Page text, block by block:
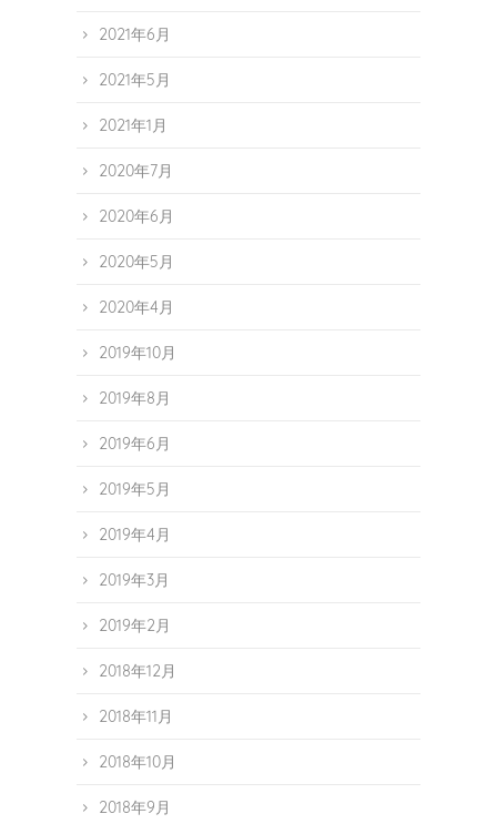
2021年6月
2021年5月
2021年1月
2020年7月
2020年6月
2020年5月
2020年4月
2019年10月
2019年8月
2019年6月
2019年5月
2019年4月
2019年3月
2019年2月
2018年12月
2018年11月
2018年10月
2018年9月